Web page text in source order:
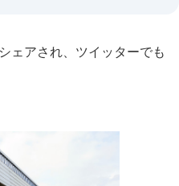
ェアされ、ツイッターでも